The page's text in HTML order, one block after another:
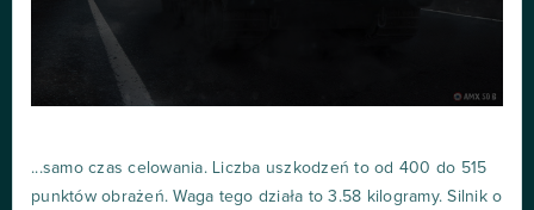
...samo czas celowania. Liczba uszkodzeń to od 400 do 515
punktów obrażeń. Waga tego działa to 3.58 kilogramy. Silnik o